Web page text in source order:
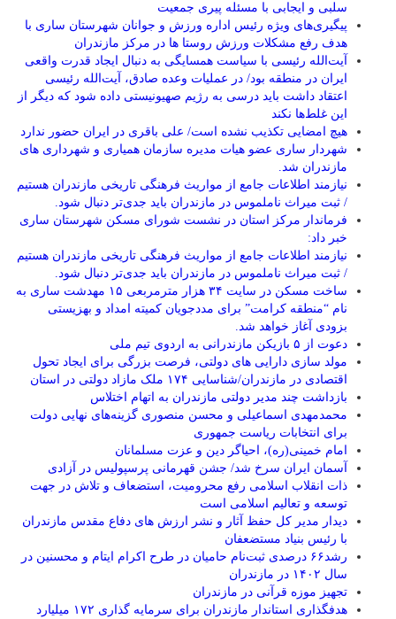
سلبی و ایجابی با مسئله پیری جمعیت
پیگیری‌های ویژه رئیس اداره ورزش و جوانان شهرستان ساری با
هدف رفع مشکلات ورزش روستا ها در مرکز مازندران
آیت‌الله رئیسی با سیاست همسایگی به دنبال ایجاد قدرت واقعی
ایران در منطقه بود/ در عملیات وعده صادق، آیت‌الله رئیسی
اعتقاد داشت باید درسی به رژیم صهیونیستی داده شود که دیگر از
این غلط‌ها نکند
هیچ امضایی تکذیب نشده است/ علی باقری در ایران حضور ندارد
شهردار ساری عضو هیات مدیره سازمان همیاری و شهرداری های
مازندران شد.
نیازمند اطلاعات جامع از مواریث فرهنگی تاریخی مازندران هستیم
/ ثبت میراث ناملموس در مازندران باید جدی‌تر دنبال شود.
فرماندار مرکز استان در نشست شورای مسکن شهرستان ساری
خبر داد:
نیازمند اطلاعات جامع از مواریث فرهنگی تاریخی مازندران هستیم
/ ثبت میراث ناملموس در مازندران باید جدی‌تر دنبال شود.
ساخت مسکن در سایت ۳۴ هزار مترمربعی ۱۵ مهدشت ساری به
نام “منطقه کرامت” برای مددجویان کمیته امداد و بهزیستی
بزودی آغاز خواهد شد.
دعوت از ۵ بازیکن مازندرانی به اردوی تیم ملی
مولد سازی دارایی های دولتی، فرصت بزرگی برای ایجاد تحول
اقتصادی در مازندران/شناسایی ۱۷۴ ملک مازاد دولتی در استان
بازداشت چند مدیر دولتی مازندران به اتهام اختلاس
محمدمهدی اسماعیلی و محسن منصوری گزینه‌های نهایی دولت
برای انتخابات ریاست جمهوری
امام خمینی(ره)، احیاگر دین و عزت مسلمانان
آسمان ایران سرخ شد/ جشن قهرمانی پرسپولیس در آزادی
ذات انقلاب اسلامی رفع محرومیت، استضعاف و تلاش در جهت
توسعه و تعالیم اسلامی است
دیدار مدیر کل حفظ آثار و نشر ارزش های دفاع مقدس مازندران
با رئیس بنیاد مستضعفان
رشد۶۶ درصدی ثبت‌نام حامیان در طرح اکرام ایتام و محسنین در
سال ۱۴۰۲ در مازندران
تجهیز موزه قرآنی در مازندران
هدفگذاری استاندار مازندران برای سرمایه گذاری ۱۷۲ میلیارد